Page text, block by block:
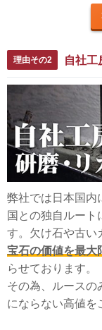
理由その2 自社工
弊社では日本国内
国との独自ルート
す。欠け石や古い
宝石の価値を最大
らせております。
その為、ルースの
にならない高値を